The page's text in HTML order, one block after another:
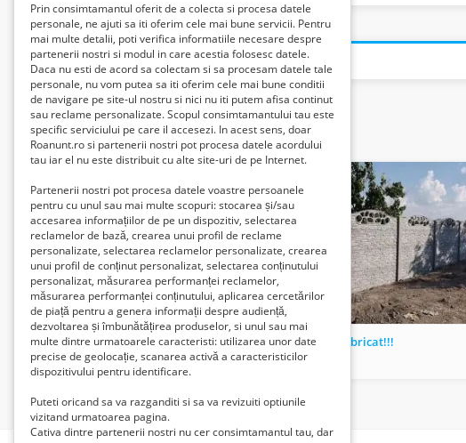
Related listings
Aparat de recuperare antispasmic MOTOmed Viva 1
4800 Lei
gard prefabricat!!!
130 Lei
Prin consimtamantul oferit de a colecta si procesa datele
personale, ne ajuti sa iti oferim cele mai bune servicii. Pentru
mai multe detalii, poti verifica informatiile necesare despre
partenerii nostri si modul in care acestia folosesc datele.
Daca nu esti de acord sa colectam si sa procesam datele tale
personale, nu vom putea sa iti oferim cele mai bune conditii
de navigare pe site-ul nostru si nici nu iti putem afisa continut
sau reclame personalizate. Scopul consimtamantului tau este
specific serviciului pe care il accesezi. In acest sens, doar
Roanunt.ro si partenerii nostri pot procesa datele acordului
tau iar el nu este distribuit cu alte site-uri de pe Internet.
Partenerii nostri pot procesa datele voastre persoanele
pentru cu unul sau mai multe scopuri: stocarea și/sau
accesarea informațiilor de pe un dispozitiv, selectarea
reclamelor de bază, crearea unui profil de reclame
personalizate, selectarea reclamelor personalizate, crearea
unui profil de conținut personalizat, selectarea conținutului
personalizat, măsurarea performanței reclamelor,
măsurarea performanței conținutului, aplicarea cercetărilor
de piață pentru a genera informații despre audiență,
dezvoltarea și îmbunătățirea produselor, si unul sau mai
multe dintre urmatoarele caracteristi: utilizarea unor date
precise de geolocație, scanarea activă a caracteristicilor
dispozitivului pentru identificare.
Puteti oricand sa va razganditi si sa va revizuiti optiunile
vizitand urmatoarea pagina.
Cativa dintre partenerii nostri nu cer consimtamantul tau, dar